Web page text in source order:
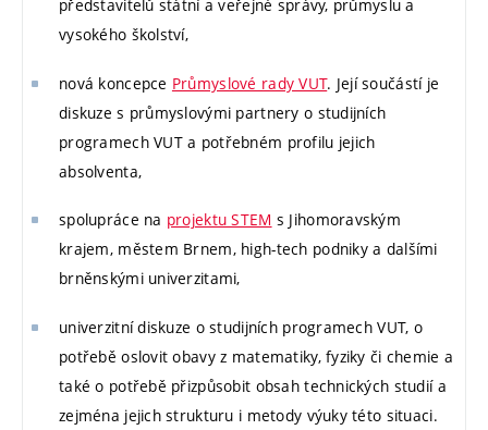
představitelů státní a veřejné správy, průmyslu a
vysokého školství,
nová koncepce Průmyslové rady VUT. Její součástí je
diskuze s průmyslovými partnery o studijních
programech VUT a potřebném profilu jejich
absolventa,
spolupráce na projektu STEM s Jihomoravským
krajem, městem Brnem, high-tech podniky a dalšími
brněnskými univerzitami,
univerzitní diskuze o studijních programech VUT, o
potřebě oslovit obavy z matematiky, fyziky či chemie a
také o potřebě přizpůsobit obsah technických studií a
zejména jejich strukturu i metody výuky této situaci.